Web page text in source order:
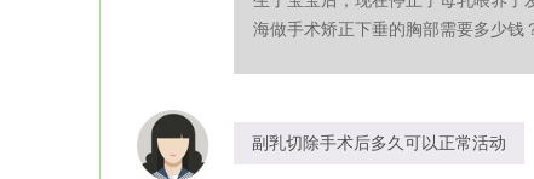
海做手术矫正下垂的胸部需要多少钱
副乳切除手术后多久可以正常活动